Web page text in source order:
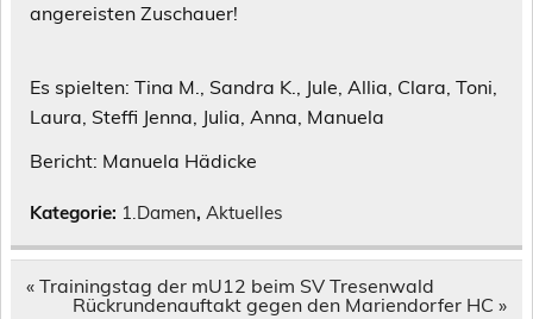
angereisten Zuschauer!
Es spielten: Tina M., Sandra K., Jule, Allia, Clara, Toni,
Laura, Steffi Jenna, Julia, Anna, Manuela
Bericht: Manuela Hädicke
Kategorie: 1.Damen, Aktuelles
Beitragsnavigation
« Trainingstag der mU12 beim SV Tresenwald
Rückrundenauftakt gegen den Mariendorfer HC »